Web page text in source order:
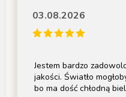
03.08.2026
Jestem bardzo zadowolony
jakości. Światło mogłoby
bo ma dość chłodną biel.